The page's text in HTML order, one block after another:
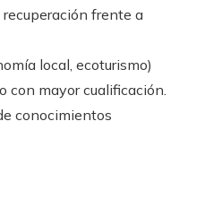
frente a
local, ecoturismo)
con mayor cualificación.
conocimientos